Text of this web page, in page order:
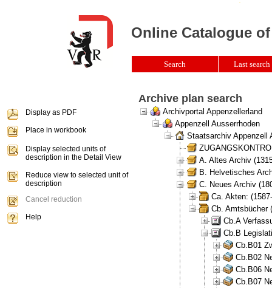
Archive plan search
Archivportal Appenzellerland
Appenzell Ausserrhoden
Staatsarchiv Appenzell
A. Altes Archiv
B. Helvetisches
C. Neues Archiv
Ca. Akten:
Cb. Amtsbücher
Cb.A
Cb.B
Cb.B01
Cb.B02
Cb.B06
Cb.B07
Online Catalogue
Search Last
Display as PDF
Place in workbook
Display selected units of
description in the Detail View
Reduce view to selected unit of
description
Cancel reduction
Help